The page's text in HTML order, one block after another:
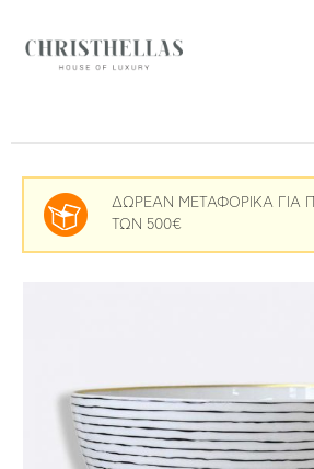
ΔΩΡΕΑΝ ΜΕΤΑΦΟΡΙΚΑ ΓΙΑ
ΤΩΝ 500€